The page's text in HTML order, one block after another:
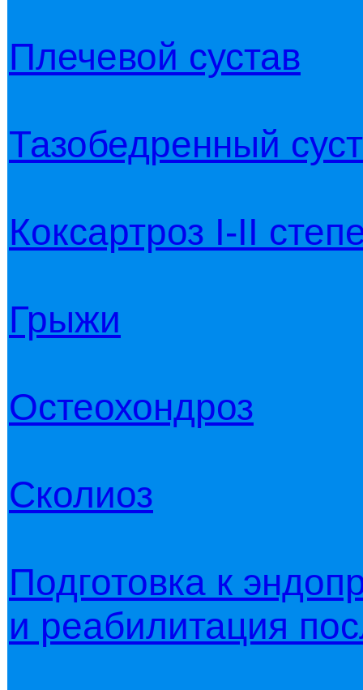
Плечевой сустав
Тазобедренный
Коксартроз I-II
Грыжи
Остеохондроз
Сколиоз
Подготовка к
и реабилитация